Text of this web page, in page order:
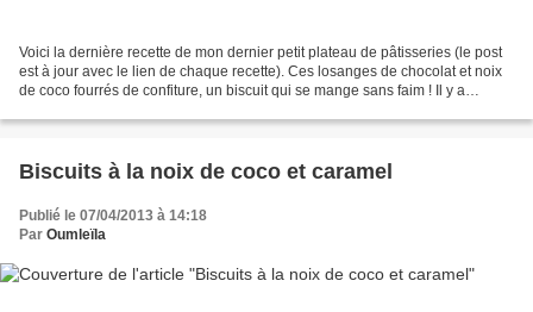
Voici la dernière recette de mon dernier petit plateau de pâtisseries (le post
est à jour avec le lien de chaque recette). Ces losanges de chocolat et noix
de coco fourrés de confiture, un biscuit qui se mange sans faim ! Il y a
Biscuits à la noix de coco et caramel
Publié le 07/04/2013 à 14:18
Par Oumleïla